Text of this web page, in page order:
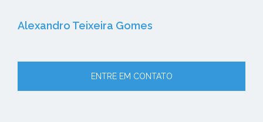
Alexandro Teixeira Gomes
ENTRE EM CONTATO